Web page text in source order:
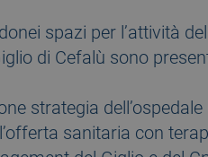
spazi per l’attività
di Cefalù sono
strategia
sanitaria con